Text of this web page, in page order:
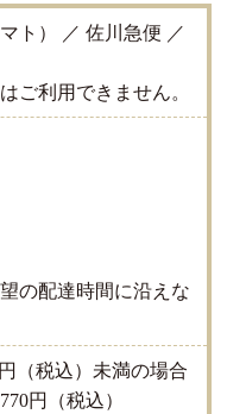
ト） ／ 佐川急便 ／
ご利用できません。
の配達時間に沿えな
（税込）未満の場合
円（税込）